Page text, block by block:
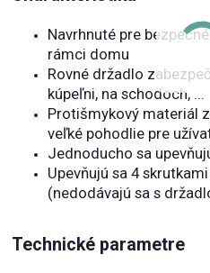
Navrhnuté pre
rámci domu
Rovné držadlo
kúpeľni, na schodoch, ...
Protišmykový materiál
veľké pohodlie pre
Jednoducho sa
Upevňujú sa 4
(nedodávajú sa s
Technické parametre